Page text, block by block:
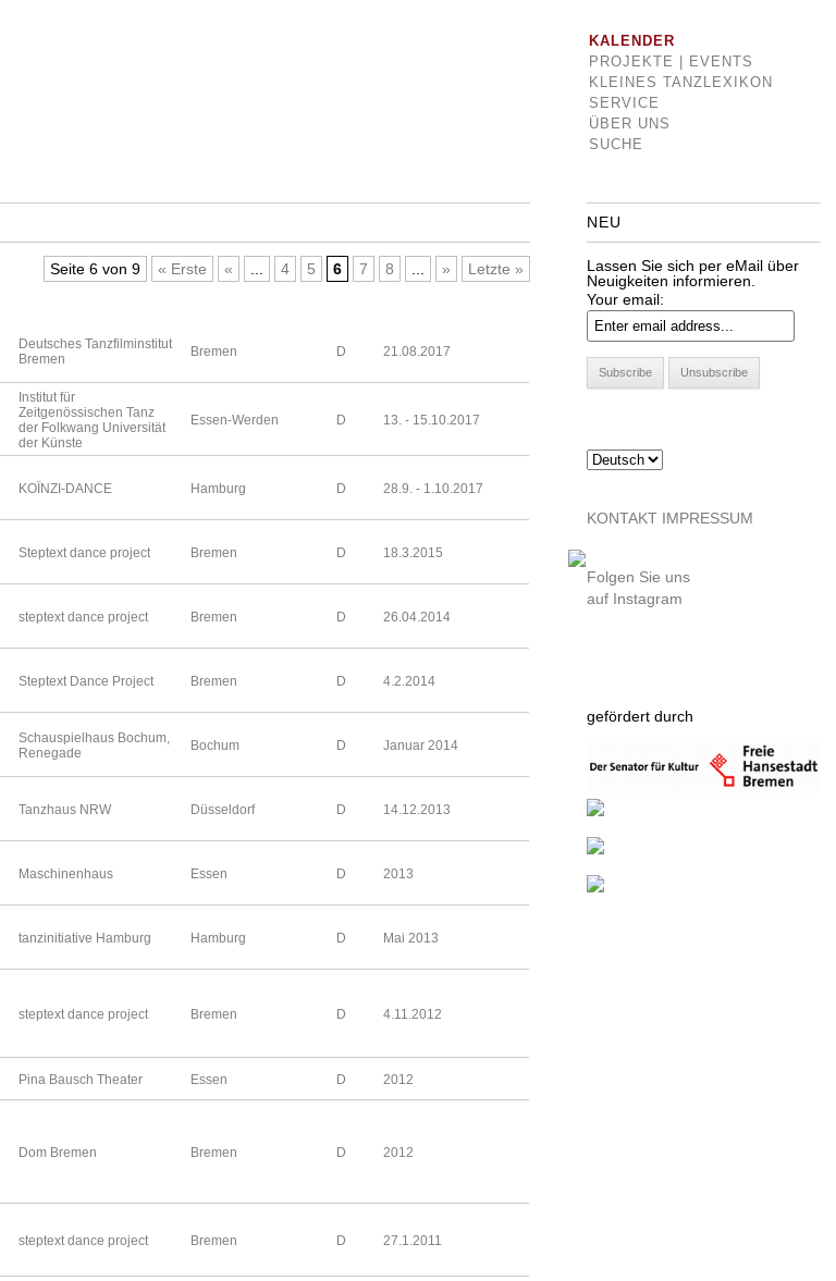
KALENDER
PROJEKTE | EVENTS
KLEINES TANZLEXIKON
SERVICE
ÜBER UNS
SUCHE
Seite 6 von 9 « Erste « 4 5 6 7 8 » Letzte »
Deutsches Tanzfilminstitut
Bremen
Bremen D 21.08.2017
Institut für
Zeitgenössischen Tanz
der Folkwang Universität
der Künste
Essen-Werden D 13. - 15.10.2017
KOÏNZI-DANCE Hamburg D 28.9. - 1.10.2017
Steptext dance project Bremen D 18.3.2015
steptext dance project Bremen D 26.04.2014
Steptext Dance Project Bremen D 4.2.2014
Schauspielhaus Bochum,
Renegade
Bochum D Januar 2014
Tanzhaus NRW Düsseldorf D 14.12.2013
Maschinenhaus Essen D 2013
tanzinitiative Hamburg Hamburg D Mai 2013
steptext dance project Bremen D 4.11.2012
Pina Bausch Theater Essen D 2012
Dom Bremen Bremen D 2012
steptext dance project Bremen D 27.1.2011
NEU
Lassen Sie sich per eMail über
Neuigkeiten informieren.
Your email:
KONTAKT IMPRESSUM
Folgen Sie uns
auf Instagram
gefördert durch